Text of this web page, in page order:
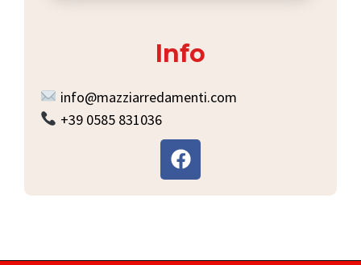
Info
info@mazziarredamenti.com
+39 0585 831036